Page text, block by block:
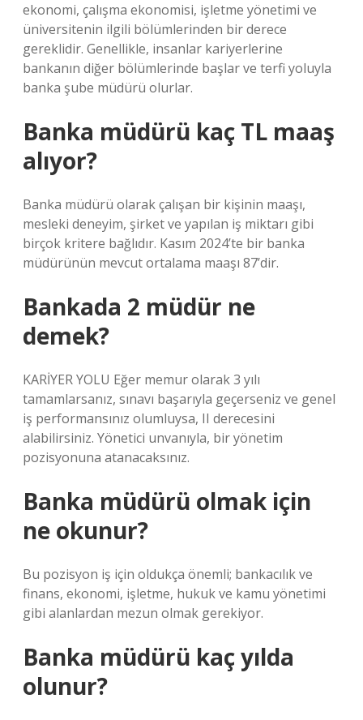
ekonomi, çalışma ekonomisi, işletme yönetimi ve
üniversitenin ilgili bölümlerinden bir derece
gereklidir. Genellikle, insanlar kariyerlerine
bankanın diğer bölümlerinde başlar ve terfi yoluyla
banka şube müdürü olurlar.
Banka müdürü kaç TL maaş
alıyor?
Banka müdürü olarak çalışan bir kişinin maaşı,
mesleki deneyim, şirket ve yapılan iş miktarı gibi
birçok kritere bağlıdır. Kasım 2024’te bir banka
müdürünün mevcut ortalama maaşı 87’dir.
Bankada 2 müdür ne
demek?
KARİYER YOLU Eğer memur olarak 3 yılı
tamamlarsanız, sınavı başarıyla geçerseniz ve genel
iş performansınız olumluysa, II derecesini
alabilirsiniz. Yönetici unvanıyla, bir yönetim
pozisyonuna atanacaksınız.
Banka müdürü olmak için
ne okunur?
Bu pozisyon iş için oldukça önemli; bankacılık ve
finans, ekonomi, işletme, hukuk ve kamu yönetimi
gibi alanlardan mezun olmak gerekiyor.
Banka müdürü kaç yılda
olunur?